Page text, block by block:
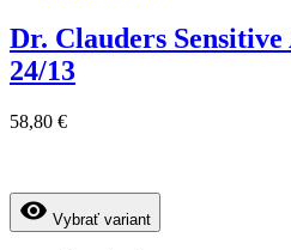
Dr. Clauders
24/13
58,80 €
visibility Vybrať variant